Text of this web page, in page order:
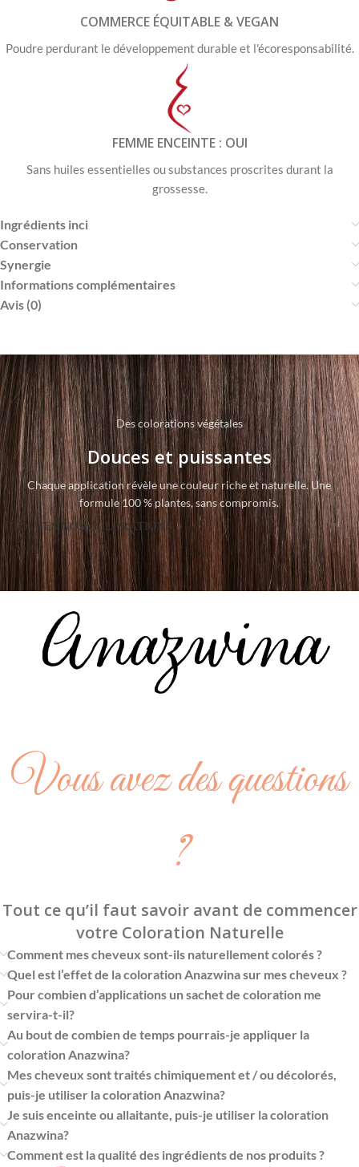
COMMERCE ÉQUITABLE & VEGAN
Poudre perdurant le développement durable et l'écoresponsabilité.
FEMME ENCEINTE : OUI
Sans huiles essentielles ou substances proscrites durant la
grossesse.
Ingrédients inci
Conservation
Synergie
Informations complémentaires
Avis (0)
Des colorations végétales
Douces et puissantes
Chaque application révèle une couleur riche et naturelle. Une
formule 100 % plantes, sans compromis.
TOUTES NOS COLORATIONS
Vous avez des questions
?
Tout ce qu’il faut savoir avant de commencer
votre Coloration Naturelle
Comment mes cheveux sont-ils naturellement colorés ?
Quel est l’effet de la coloration Anazwina sur mes cheveux ?
Pour combien d’applications un sachet de coloration me
servira-t-il?
Au bout de combien de temps pourrais-je appliquer la
coloration Anazwina?
Mes cheveux sont traités chimiquement et / ou décolorés,
puis-je utiliser la coloration Anazwina?
Je suis enceinte ou allaitante, puis-je utiliser la coloration
Anazwina?
Comment est la qualité des ingrédients de nos produits ?